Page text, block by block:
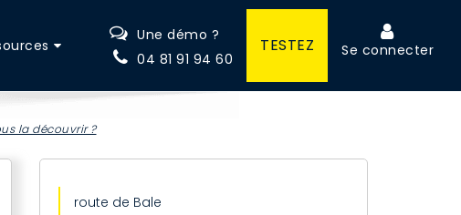
Une démo ?
04 81 91 94 60
TESTEZ Se connecter
la découvrir ?
route de Bale